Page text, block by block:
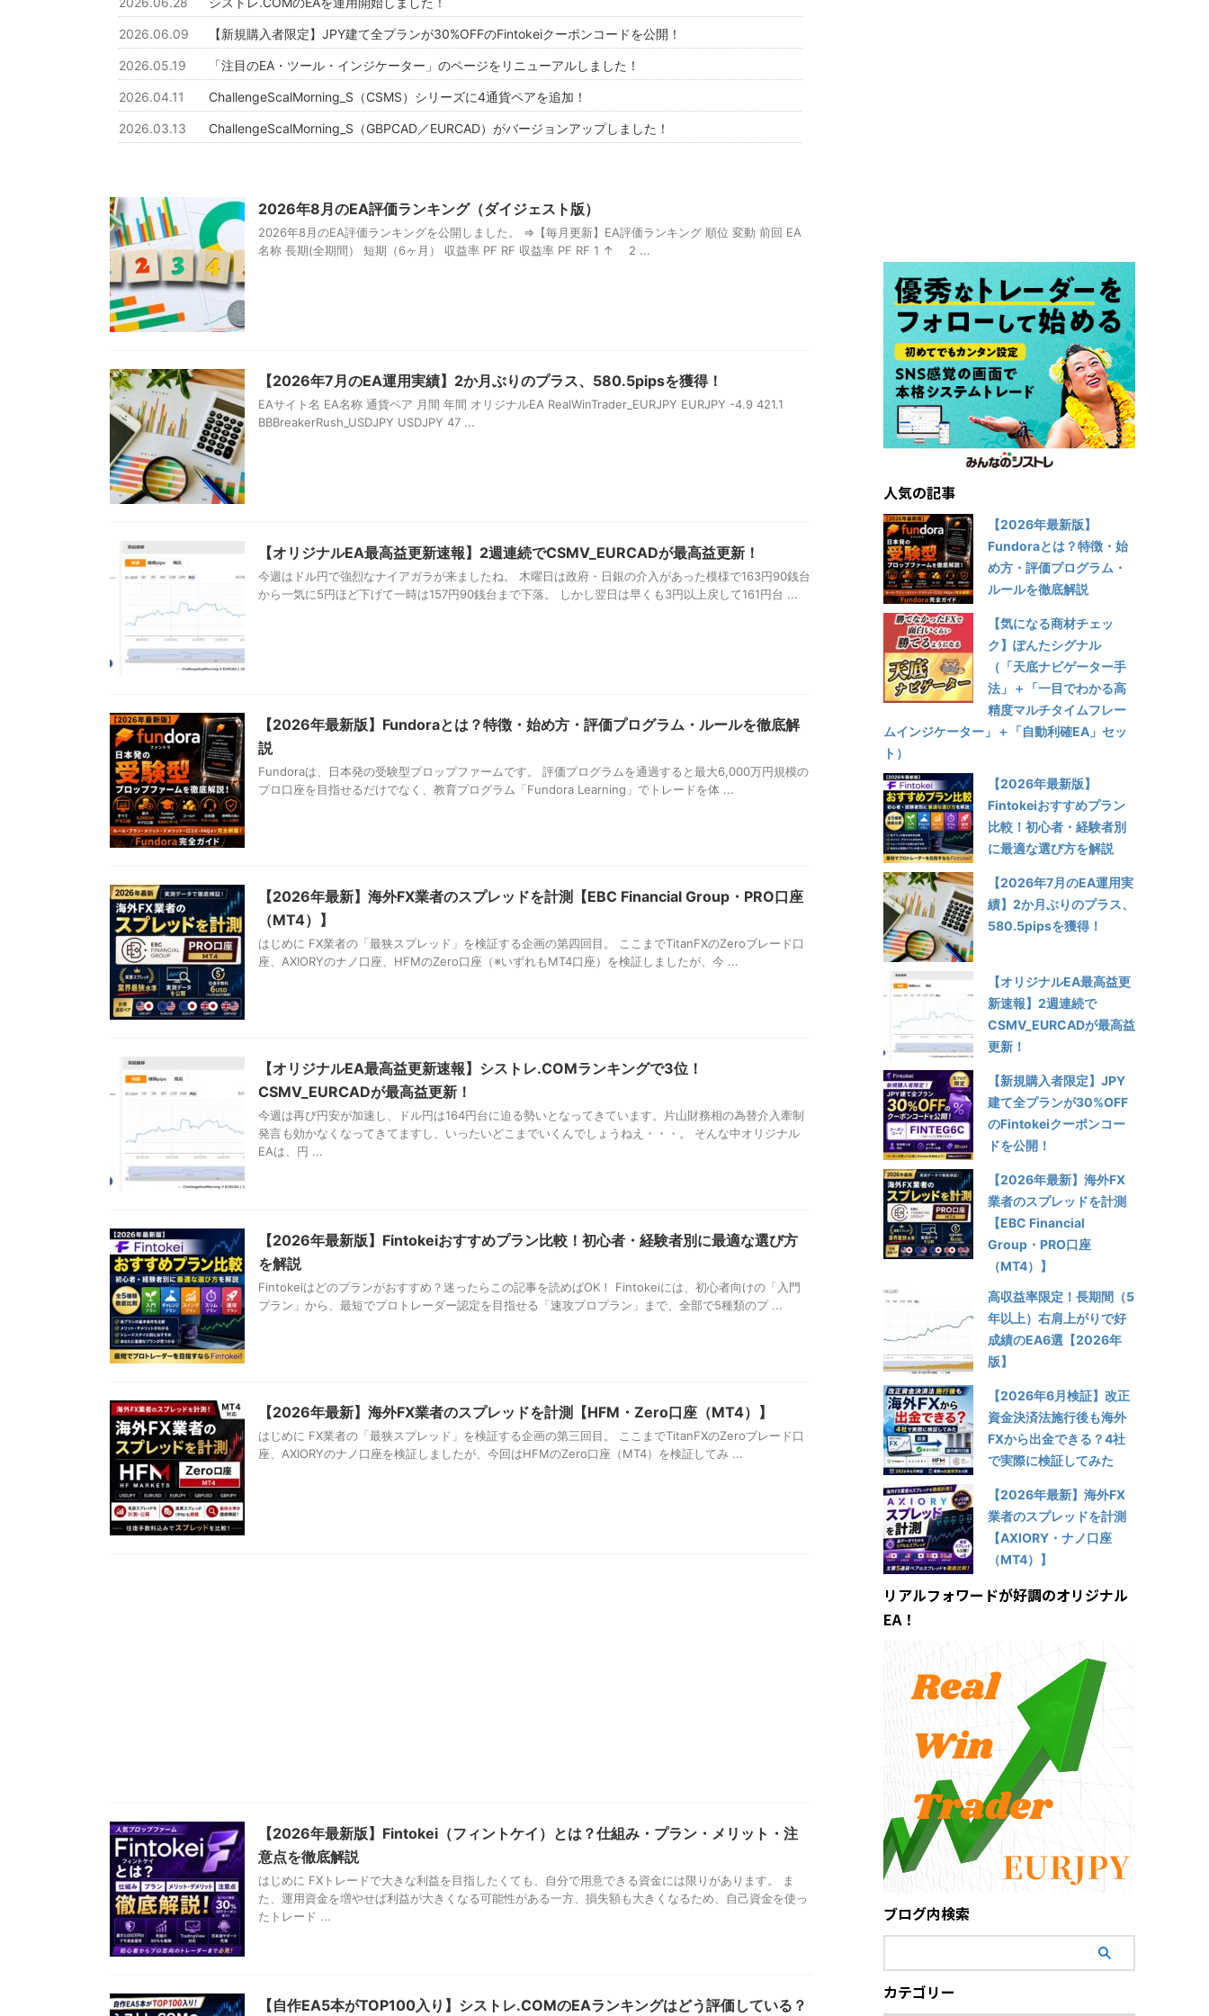
2026.06.09 【新規購入者限定】JPY建て全プランが30%OFFのFintokeiクーポンコードを公開！
2026.05.19 「注目のEA・ツール・インジケーター」のページをリニューアルしました！
2026.04.11 ChallengeScalMorning_S（CSMS）シリーズに4通貨ペアを追加！
2026.03.13 ChallengeScalMorning_S（GBPCAD／EURCAD）がバージョンアップしました！
2026年8月のEA評価ランキング（ダイジェスト版）
2026年8月のEA評価ランキングを公開しました。 ⇒【毎月更新】EA評価ランキング 順位 変動 前回 EA
名称 長期(全期間） 短期（6ヶ月） 収益率 PF RF 収益率 PF RF 1 ↑ 2 ...
【2026年7月のEA運用実績】2か月ぶりのプラス、580.5pipsを獲得！
EAサイト名 EA名称 通貨ペア 月間 年間 オリジナルEA RealWinTrader_EURJPY EURJPY -4.9 421.1
BBBreakerRush_USDJPY USDJPY 47 ...
【オリジナルEA最高益更新速報】2週連続でCSMV_EURCADが最高益更新！
今週はドル円で強烈なナイアガラが来ましたね。 木曜日は政府・日銀の介入があった模様で163円90銭台
から一気に5円ほど下げて一時は157円90銭台まで下落。 しかし翌日は早くも3円以上戻して161円台 ...
【2026年最新版】Fundoraとは？特徴・始め方・評価プログラム・ルールを徹底解
説
Fundoraは、日本発の受験型プロップファームです。 評価プログラムを通過すると最大6,000万円規模の
プロ口座を目指せるだけでなく、教育プログラム「Fundora Learning」でトレードを体 ...
【2026年最新】海外FX業者のスプレッドを計測【EBC Financial Group・PRO口座
（MT4）】
はじめに FX業者の「最狭スプレッド」を検証する企画の第四回目。 ここまでTitanFXのZeroブレード口
座、AXIORYのナノ口座、HFMのZero口座（※いずれもMT4口座）を検証しましたが、今 ...
【オリジナルEA最高益更新速報】シストレ.COMランキングで3位！
CSMV_EURCADが最高益更新！
今週は再び円安が加速し、ドル円は164円台に迫る勢いとなってきています。片山財務相の為替介入牽制
発言も効かなくなってきてますし、いったいどこまでいくんでしょうねえ・・・。 そんな中オリジナル
EAは、円 ...
【2026年最新版】Fintokeiおすすめプラン比較！初心者・経験者別に最適な選び方
を解説
Fintokeiはどのプランがおすすめ？迷ったらこの記事を読めばOK！ Fintokeiには、初心者向けの「入門
プラン」から、最短でプロトレーダー認定を目指せる「速攻プロプラン」まで、全部で5種類のプ ...
【2026年最新】海外FX業者のスプレッドを計測【HFM・Zero口座（MT4）】
はじめに FX業者の「最狭スプレッド」を検証する企画の第三回目。 ここまでTitanFXのZeroブレード口
座、AXIORYのナノ口座を検証しましたが、今回はHFMのZero口座（MT4）を検証してみ ...
【2026年最新版】Fintokei（フィントケイ）とは？仕組み・プラン・メリット・注
意点を徹底解説
はじめに FXトレードで大きな利益を目指したくても、自分で用意できる資金には限りがあります。 ま
た、運用資金を増やせば利益が大きくなる可能性がある一方、損失額も大きくなるため、自己資金を使っ
たトレード ...
【自作EA5本がTOP100入り】シストレ.COMのEAランキングはどう評価している？
人気の記事
【2026年最新版】
Fundoraとは？特徴・始
め方・評価プログラム・
ルールを徹底解説
【気になる商材チェッ
ク】ぽんたシグナル
（「天底ナビゲーター手
法」＋「一目でわかる高
精度マルチタイムフレー
ムインジケーター」＋「自動利確EA」セッ
ト）
【2026年最新版】
Fintokeiおすすめプラン
比較！初心者・経験者別
に最適な選び方を解説
【2026年7月のEA運用実
績】2か月ぶりのプラス、
580.5pipsを獲得！
【オリジナルEA最高益更
新速報】2週連続で
CSMV_EURCADが最高益
更新！
【新規購入者限定】JPY
建て全プランが30%OFF
のFintokeiクーポンコー
ドを公開！
【2026年最新】海外FX
業者のスプレッドを計測
【EBC Financial
Group・PRO口座
（MT4）】
高収益率限定！長期間（5
年以上）右肩上がりで好
成績のEA6選【2026年
版】
【2026年6月検証】改正
資金決済法施行後も海外
FXから出金できる？4社
で実際に検証してみた
【2026年最新】海外FX
業者のスプレッドを計測
【AXIORY・ナノ口座
（MT4）】
リアルフォワードが好調のオリジナル
EA！
ブログ内検索
カテゴリー